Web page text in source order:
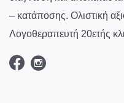
– κατάποσης. Ολιστική
Λογοθεραπευτή 20ετής